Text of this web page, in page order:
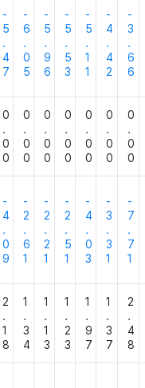
-
5
.
4
7
-
6
.
0
5
-
5
.
9
6
-
5
.
5
3
-
5
.
1
1
-
4
.
4
2
-
3
.
6
6
0
.
0
0
0
.
0
0
0
.
0
0
0
.
0
0
0
.
0
0
0
.
0
0
0
.
0
0
-
4
.
0
9
-
2
.
6
1
-
2
.
2
1
-
2
.
5
1
-
4
.
0
3
-
3
.
3
1
-
7
.
7
1
2
.
1
8
1
.
3
4
1
.
1
3
1
.
2
3
1
.
9
7
1
.
3
7
2
.
4
8